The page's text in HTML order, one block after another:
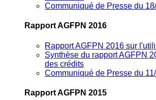
Communiqué de Presse du
Rapport AGFPN 2016
Rapport AGFPN 2016 sur
Synthèse du rapport AGFPN
des crédits
Communiqué de Presse du
Rapport AGFPN 2015